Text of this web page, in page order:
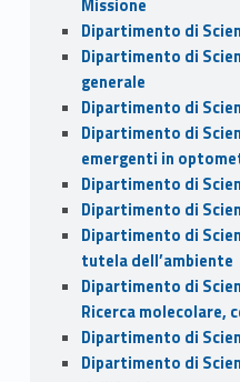
Missione
Dipartimento di
Dipartimento di
generale
Dipartimento di
Dipartimento di
emergenti in
Dipartimento di
Dipartimento di
Dipartimento di
tutela dell’ambiente
Dipartimento di
Ricerca molecolare,
Dipartimento di
Dipartimento di